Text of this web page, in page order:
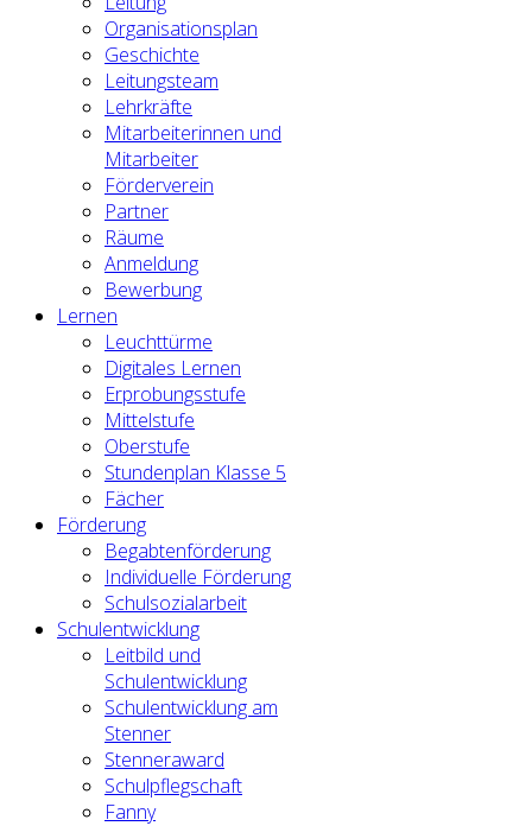
Organisationsplan
Geschichte
Leitungsteam
Lehrkräfte
Mitarbeiterinnen und
Mitarbeiter
Förderverein
Partner
Räume
Anmeldung
Bewerbung
Lernen
Leuchttürme
Digitales Lernen
Erprobungsstufe
Mittelstufe
Oberstufe
Stundenplan Klasse 5
Fächer
Förderung
Begabtenförderung
Individuelle Förderung
Schulsozialarbeit
Schulentwicklung
Leitbild und
Schulentwicklung
Schulentwicklung am
Stenner
Stenneraward
Schulpflegschaft
Fanny